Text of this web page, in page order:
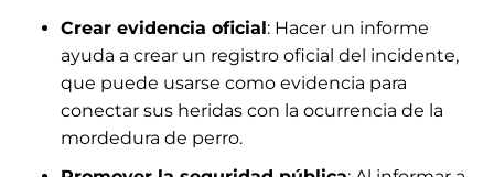
Crear evidencia oficial: Hacer un informe
ayuda a crear un registro oficial del incidente,
que puede usarse como evidencia para
conectar sus heridas con la ocurrencia de la
mordedura de perro.